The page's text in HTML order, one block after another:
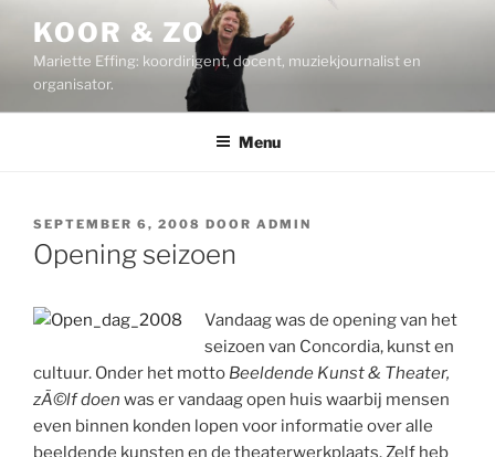
inhoud
KOOR & ZO
Mariette Effing: koordirigent, docent, muziekjournalist en
organisator.
Menu
GEPLAATST
OP
SEPTEMBER 6, 2008 DOOR ADMIN
Opening seizoen
Vandaag was de opening van het
seizoen van Concordia, kunst en
cultuur. Onder het motto Beeldende Kunst & Theater,
zÃ©lf doen was er vandaag open huis waarbij mensen
even binnen konden lopen voor informatie over alle
beeldende kunsten en de theaterwerkplaats. Zelf heb